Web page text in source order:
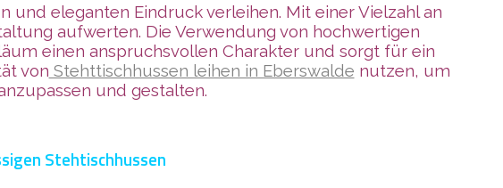
eleganten Eindruck verleihen. Mit einer Vielzahl an
aufwerten. Die Verwendung von hochwertigen
einen anspruchsvollen Charakter und sorgt für ein
von Stehttischhussen leihen in Eberswalde nutzen, um
und gestalten.
Stehtischhussen